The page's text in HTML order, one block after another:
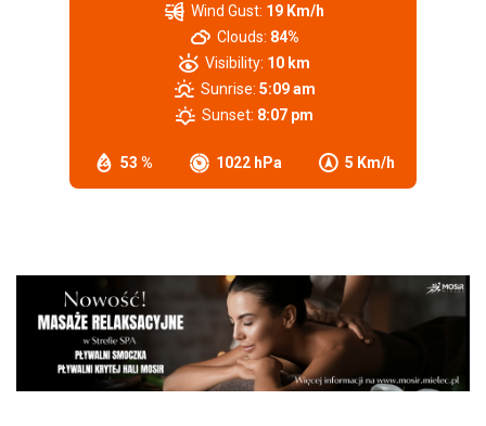
53 % 1022 hPa 5 Km/h
Wind Gust: 19 Km/h
Clouds: 84%
Visibility: 10 km
Sunrise: 5:09 am
Sunset: 8:07 pm